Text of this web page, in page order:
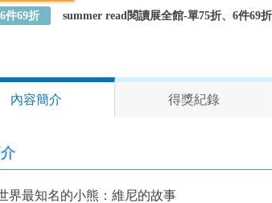
件69折 summer read閱讀展全館-單75折、6件69
內容簡介 得獎紀錄
界最知名的小熊：維尼的故事